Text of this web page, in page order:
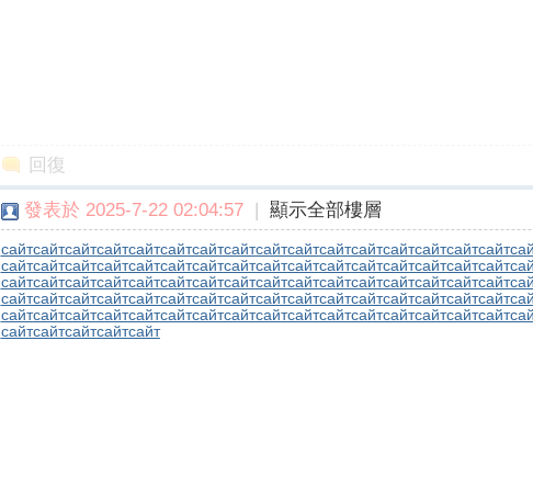
回復
發表於 2025-7-22 02:04:57 | 顯示全部樓層
сайтсайтсайтсайтсайтсайтсайтсайтсайтсайтсайтсайтсайтсайтсайтсайт
сайтсайтсайтсайтсайтсайтсайтсайтсайтсайтсайтсайтсайтсайтсайтсайт
сайтсайтсайтсайтсайтсайтсайтсайтсайтсайтсайтсайтсайтсайтсайтсайт
сайтсайтсайтсайтсайтсайтсайтсайтсайтсайтсайтсайтсайтсайтсайтсайт
сайтсайтсайтсайтсайтсайтсайтсайтсайтсайтсайтсайтсайтсайтсайтсайт
сайтсайтсайтсайтсайт